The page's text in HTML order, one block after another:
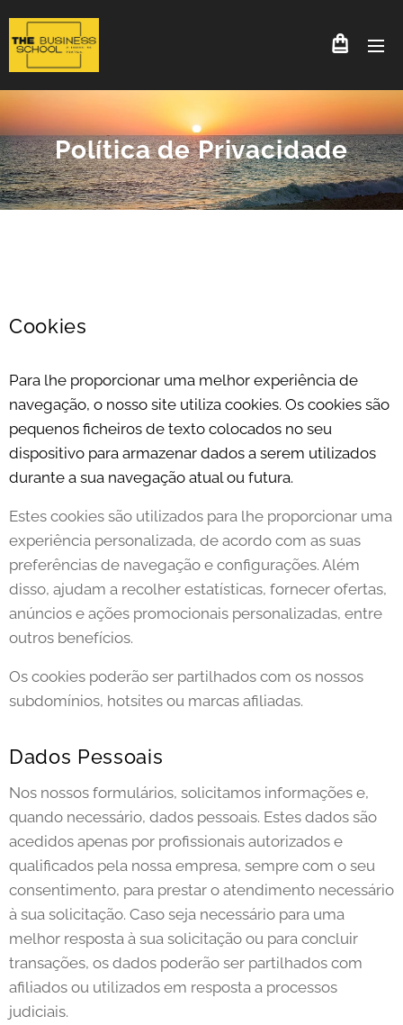
Política de Privacidade
Cookies
Para lhe proporcionar uma melhor experiência de
navegação, o nosso site utiliza cookies. Os cookies são
pequenos ficheiros de texto colocados no seu
dispositivo para armazenar dados a serem utilizados
durante a sua navegação atual ou futura.
Estes cookies são utilizados para lhe proporcionar uma
experiência personalizada, de acordo com as suas
preferências de navegação e configurações. Além
disso, ajudam a recolher estatísticas, fornecer ofertas,
anúncios e ações promocionais personalizadas, entre
outros benefícios.
Os cookies poderão ser partilhados com os nossos
subdomínios, hotsites ou marcas afiliadas.
Dados Pessoais
Nos nossos formulários, solicitamos informações e,
quando necessário, dados pessoais. Estes dados são
acedidos apenas por profissionais autorizados e
qualificados pela nossa empresa, sempre com o seu
consentimento, para prestar o atendimento necessário
à sua solicitação. Caso seja necessário para uma
melhor resposta à sua solicitação ou para concluir
transações, os dados poderão ser partilhados com
afiliados ou utilizados em resposta a processos
judiciais.